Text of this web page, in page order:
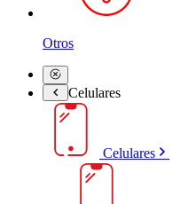
Otros
Celulares
Celulares